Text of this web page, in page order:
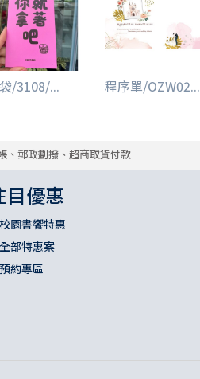
/3108/... 程序單/OZW02...
、郵政劃撥、超商取貨付款
目優惠
校園書饗特惠
全部特惠案
預約專區